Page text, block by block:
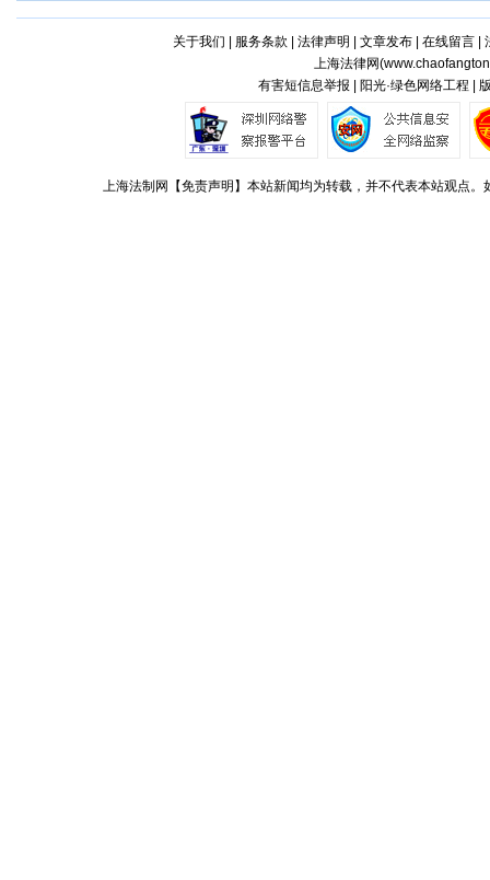
关于我们 服务条款 法律声明 文章发布| 在线留言|
上海法律网(
有害短信息举报 | 阳光·绿色网络工程 |
上海法制网【免责声明】本站新闻均为转载，并不代表本站观点